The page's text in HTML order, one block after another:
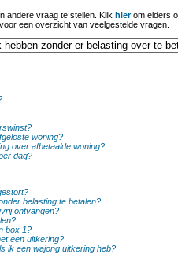
andere vraag te stellen. Klik hierom elders
een overzicht van veelgestelde vragen.
woning?
over afbetaalde woning?
dag?
belasting te betalen?
ontvangen?
box 1?
een uitkering?
ik een wajong uitkering heb?